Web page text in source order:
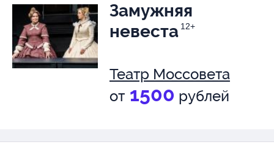
Замужняя
невеста 12+
Театр Моссовета
от 1500 рублей